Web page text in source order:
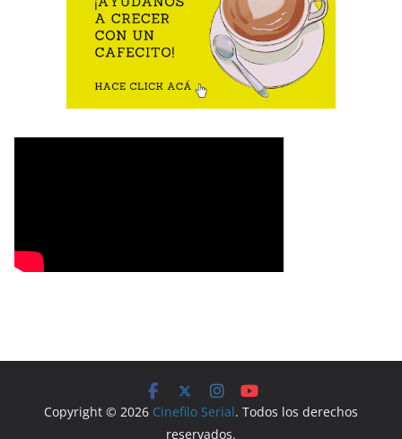
Copyright © 2026 Cinefilo Serial. Todos los derechos
reservados.